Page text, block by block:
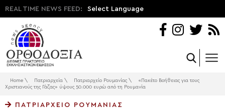
REAL TIME NEWS FEED: Select Language
Home \ Πατριαρχεία \ Πατριαρχείο Ρουμανίας \
«Πακέτο Βοήθειας για τους
Χριστιανούς της Γάζας» ύψους 50.000 ευρώ από τη Ρουμανία
ΠΑΤΡΙΑΡΧΕΊΟ ΡΟΥΜΑΝΊΑΣ